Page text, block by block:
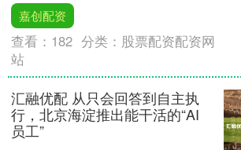
嘉创配资
查看： 182 分类： 股票配资配资网
站
汇融优配 从只会回答到自主执
行，北京海淀推出能干活的“AI
员工”